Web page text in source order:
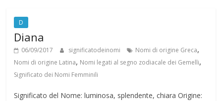
D
Diana
06/09/2017 significatodeinomi Nomi di origine Greca,
Nomi di origine Latina, Nomi legati al segno zodiacale dei Gemelli,
Significato dei Nomi Femminili
Significato del Nome: luminosa, splendente, chiara Origine: